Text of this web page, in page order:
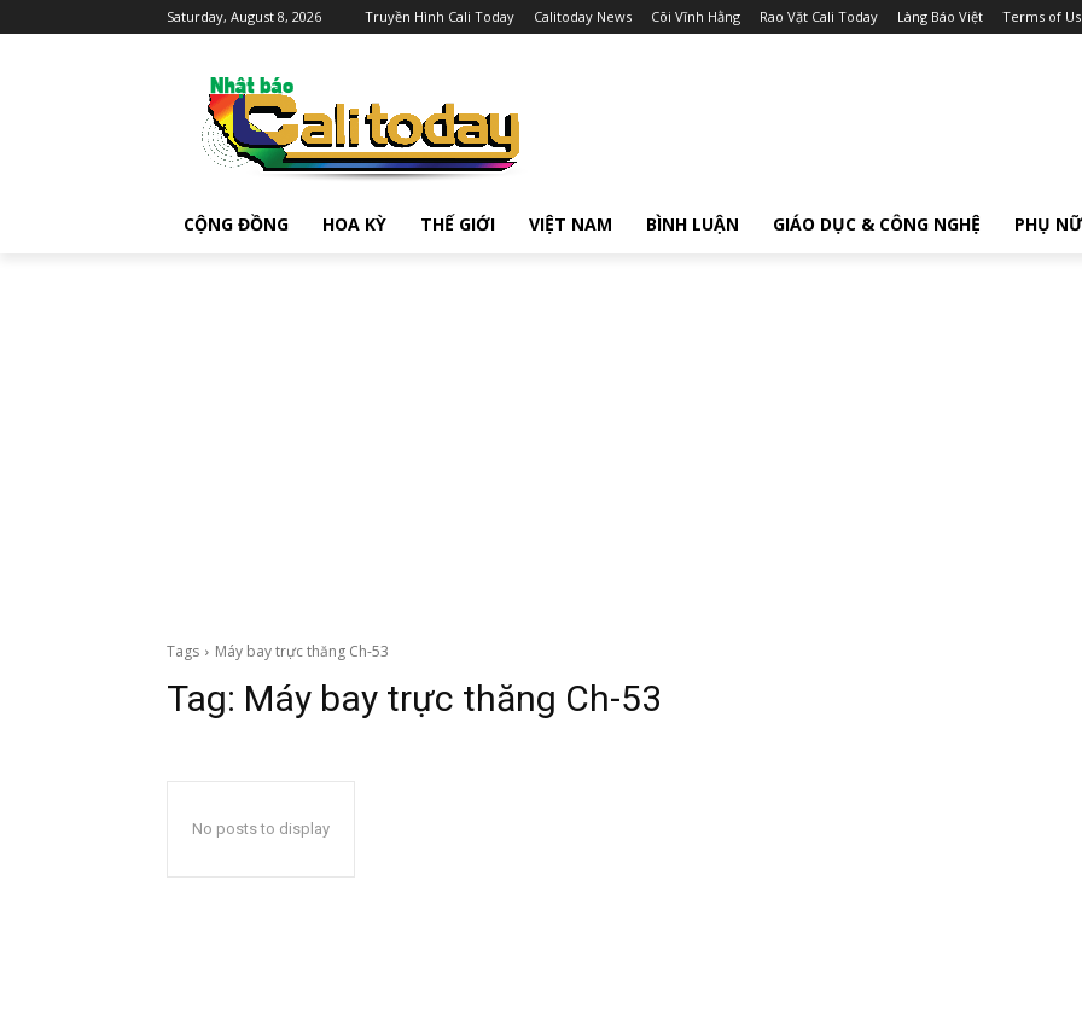
Saturday, August 8, 2026 Truyền Hình Cali Today Calitoday News Cõi Vĩnh Hằng Rao Vặt Cali Today Làng Báo Việt Terms of
CỘNG ĐỒNG HOA KỲ THẾ GIỚI VIỆT NAM BÌNH LUẬN GIÁO DỤC & CÔNG NGHỆ PHỤ NỮ
Tags Máy bay trực thăng Ch-53
Tag: Máy bay trực thăng Ch-53
No posts to display